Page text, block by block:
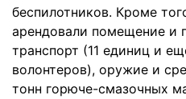
беспилотников. Кроме
арендовали помещение и
транспорт (11 единиц и
волонтеров), оружие и
тонн горюче-смазочных